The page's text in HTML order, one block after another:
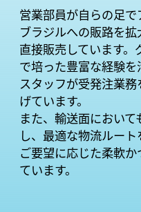
営業部員が自らの足で
ブラジルへの販路を
直接販売しています
で培った豊富な経験
スタッフが受発注業
げています。
また、輸送面におい
し、最適な物流ルー
ご要望に応じた柔軟
ています。